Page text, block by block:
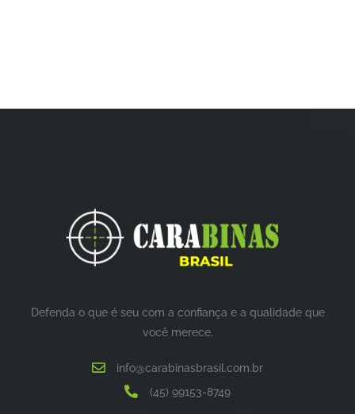
Defenda o que é seu com a confiança e a qualidade que
você merece.
info@carabinasbrasil.com.br
(45) 99153-8749